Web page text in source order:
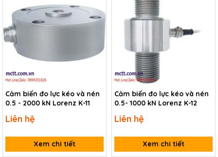
Cảm biến đo lực kéo và nén
0.5 - 2000 kN Lorenz K-11
Liên hệ
Xem chi tiết
Cảm biến đo lực kéo và nén
0.5- 1000 kN Lorenz K-12
Liên hệ
Xem chi tiết